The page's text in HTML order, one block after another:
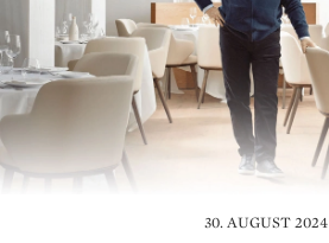
30. AUGUST 2024